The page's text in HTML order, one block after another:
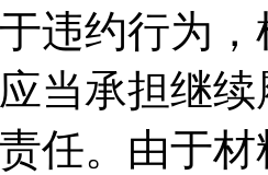
违约行为
当承担继
任。由于